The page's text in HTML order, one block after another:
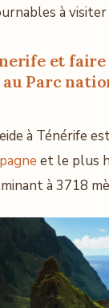
à visiter
et faire
Parc
à Ténérife
et le plus
à 3718